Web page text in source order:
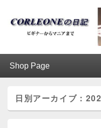
ブログ / アン
日別アーカイブ：